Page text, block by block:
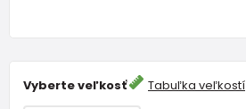
Vyberte veľkosť Tabuľka veľkostí